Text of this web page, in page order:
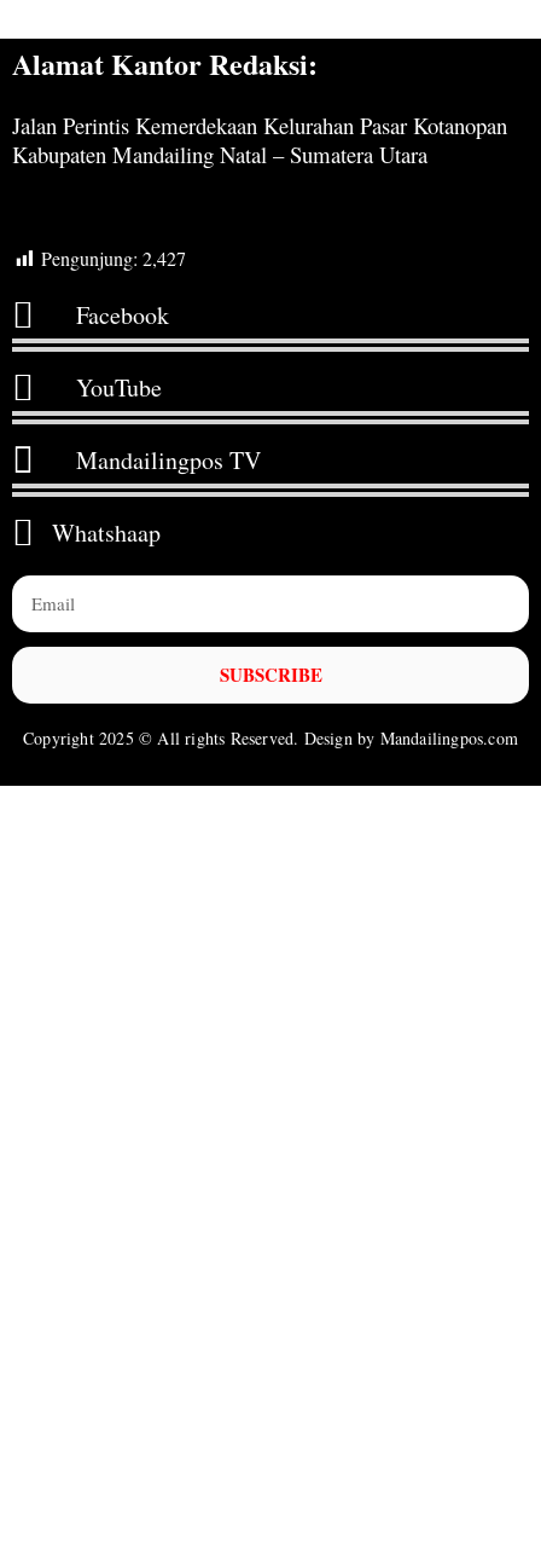
Alamat Kantor Redaksi:
Jalan Perintis Kemerdekaan Kelurahan Pasar Kotanopan
Kabupaten Mandailing Natal – Sumatera Utara
Pengunjung: 2,427
Facebook
YouTube
Mandailingpos TV
Whatshaap
SUBSCRIBE
Copyright 2025 © All rights Reserved. Design by Mandailingpos.com